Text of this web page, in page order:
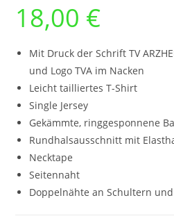
18,00 €
Mit Druck der Schrift TV
und Logo TVA im Nacken
Leicht tailliertes T-Shirt
Single Jersey
Gekämmte, ringgesponnene
Rundhalsausschnitt mit
Necktape
Seitennaht
Doppelnähte an Schultern